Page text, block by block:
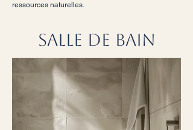
ressources naturelles.
SALLE DE BAIN